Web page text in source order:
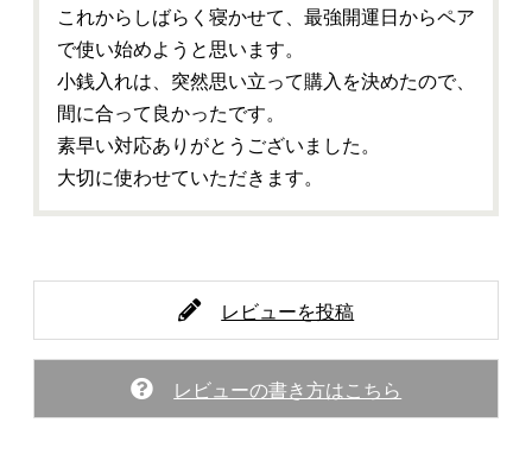
これからしばらく寝かせて、最強開運日からペア
で使い始めようと思います。
小銭入れは、突然思い立って購入を決めたので、
間に合って良かったです。
素早い対応ありがとうございました。
大切に使わせていただきます。
レビューを投稿
レビューの書き方はこちら